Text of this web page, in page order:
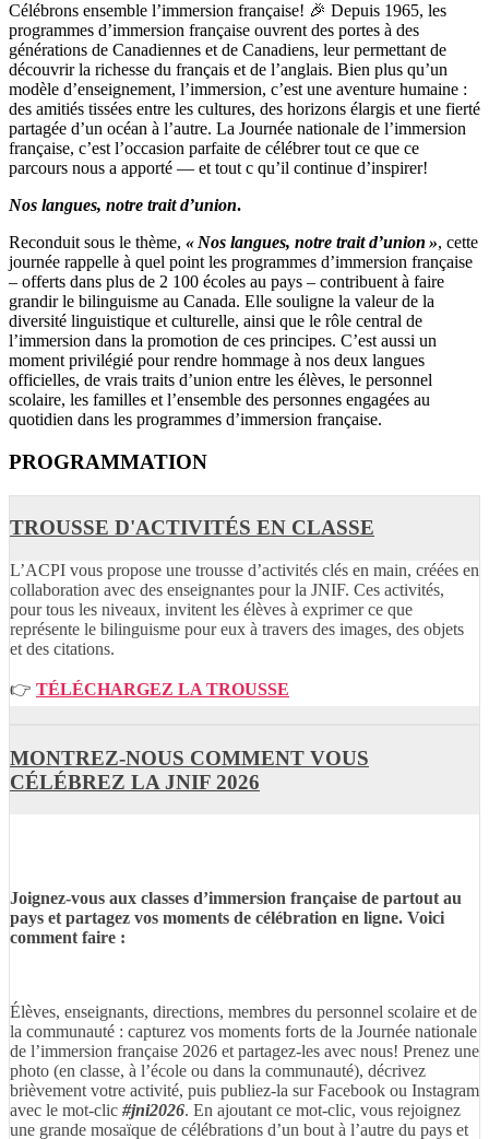
Célébrons ensemble l’immersion française! 🎉 Depuis 1965, les
programmes d’immersion française ouvrent des portes à des
générations de Canadiennes et de Canadiens, leur permettant de
découvrir la richesse du français et de l’anglais. Bien plus qu’un
modèle d’enseignement, l’immersion, c’est une aventure humaine :
des amitiés tissées entre les cultures, des horizons élargis et une fierté
partagée d’un océan à l’autre. La Journée nationale de l’immersion
française, c’est l’occasion parfaite de célébrer tout ce que ce
parcours nous a apporté — et tout c qu’il continue d’inspirer!
Nos langues, notre trait d’union.
Reconduit sous le thème, « Nos langues, notre trait d’union », cette
journée rappelle à quel point les programmes d’immersion française
– offerts dans plus de 2 100 écoles au pays – contribuent à faire
grandir le bilinguisme au Canada. Elle souligne la valeur de la
diversité linguistique et culturelle, ainsi que le rôle central de
l’immersion dans la promotion de ces principes. C’est aussi un
moment privilégié pour rendre hommage à nos deux langues
officielles, de vrais traits d’union entre les élèves, le personnel
scolaire, les familles et l’ensemble des personnes engagées au
quotidien dans les programmes d’immersion française.
PROGRAMMATION
TROUSSE D'ACTIVITÉS EN CLASSE
L’ACPI vous propose une trousse d’activités clés en main, créées en
collaboration avec des enseignantes pour la JNIF. Ces activités,
pour tous les niveaux, invitent les élèves à exprimer ce que
représente le bilinguisme pour eux à travers des images, des objets
et des citations.
👉 TÉLÉCHARGEZ LA TROUSSE
MONTREZ-NOUS COMMENT VOUS
CÉLÉBREZ LA JNIF 2026
Joignez-vous aux classes d’immersion française de partout au
pays et partagez vos moments de célébration en ligne. Voici
comment faire :
Élèves, enseignants, directions, membres du personnel scolaire et de
la communauté : capturez vos moments forts de la Journée nationale
de l’immersion française 2026 et partagez‑les avec nous! Prenez une
photo (en classe, à l’école ou dans la communauté), décrivez
brièvement votre activité, puis publiez‑la sur Facebook ou Instagram
avec le mot‑clic #jni2026. En ajoutant ce mot‑clic, vous rejoignez
une grande mosaïque de célébrations d’un bout à l’autre du pays et